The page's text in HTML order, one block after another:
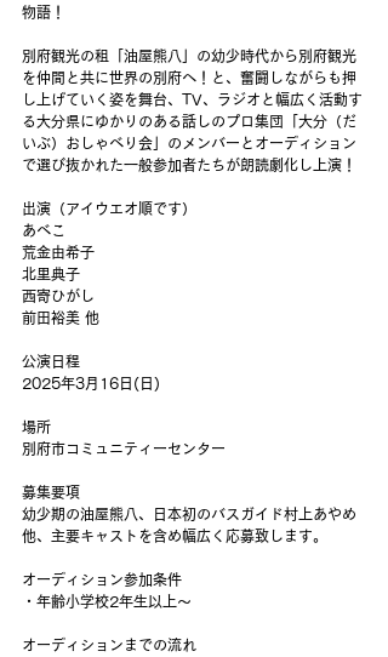
物語！
別府観光の租「油屋熊八」の幼少時代から別府観光
を仲間と共に世界の別府へ！と、奮闘しながらも押
し上げていく姿を舞台、TV、ラジオと幅広く活動す
る大分県にゆかりのある話しのプロ集団「大分（だ
いぶ）おしゃべり会」のメンバーとオーディション
で選び抜かれた一般参加者たちが朗読劇化し上演！
出演（アイウエオ順です）
あべこ
荒金由希子
北里典子
西寄ひがし
前田裕美 他
公演日程
2025年3月16日(日)
場所
別府市コミュニティーセンター
募集要項
幼少期の油屋熊八、日本初のバスガイド村上あやめ
他、主要キャストを含め幅広く応募致します。
オーディション参加条件
・年齢小学校2年生以上～
オーディションまでの流れ